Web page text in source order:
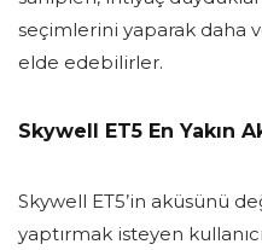
seçimlerini yaparak daha
elde edebilirler.
Skywell ET5 En Yakın
Skywell ET5’in aküsünü
yaptırmak isteyen